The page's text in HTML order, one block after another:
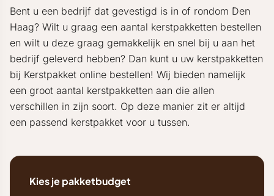
Bent u een bedrijf dat gevestigd is in of rondom Den
Haag? Wilt u graag een aantal kerstpakketten bestellen
en wilt u deze graag gemakkelijk en snel bij u aan het
bedrijf geleverd hebben? Dan kunt u uw kerstpakketten
bij Kerstpakket online bestellen! Wij bieden namelijk
een groot aantal kerstpakketten aan die allen
verschillen in zijn soort. Op deze manier zit er altijd
een passend kerstpakket voor u tussen.
Kies je pakketbudget